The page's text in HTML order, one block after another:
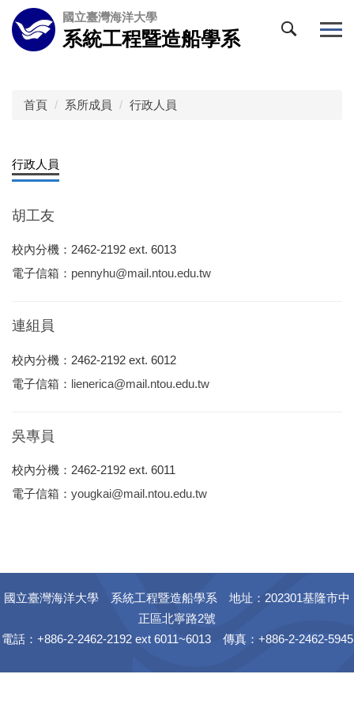
跳
到
主
國立臺灣海洋大學
系統工程暨造船學系
首頁 系所成員 行政人員
行政人員
胡工友
校內分機：2462-2192 ext. 6013
電子信箱： pennyhu@mail.ntou.edu.tw
連組員
校內分機：2462-2192 ext. 6012
電子信箱： lienerica@mail.ntou.edu.tw
吳專員
校內分機：2462-2192 ext. 6011
電子信箱： yougkai@mail.ntou.edu.tw
國立臺灣海洋大學 系統工程暨造船學系 地址：202301基隆市中
正區北寧路2號
電話：+886-2-2462-2192 ext 6011~6013 傳真：+886-2-2462-5945